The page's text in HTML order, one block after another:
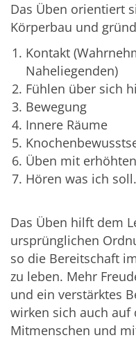
Das Üben orientiert
Körperbau und
Kontakt
Naheliegenden)
Fühlen über sich
Bewegung
Innere Räume
Üben mit
Hören was ich
Das Üben hilft dem
ursprünglichen
so die Bereitschaft
zu leben. Mehr
und ein verstärktes
wirken sich auch
Mitmenschen und